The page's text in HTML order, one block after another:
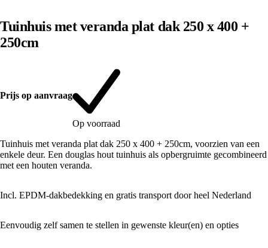
Tuinhuis met veranda plat dak 250 x 400 +
250cm
Prijs op aanvraag
Op voorraad
Tuinhuis met veranda plat dak 250 x 400 + 250cm, voorzien van een
enkele deur. Een douglas hout tuinhuis als opbergruimte gecombineerd
met een houten veranda.
Incl. EPDM-dakbedekking en gratis transport door heel Nederland
Eenvoudig zelf samen te stellen in gewenste kleur(en) en opties